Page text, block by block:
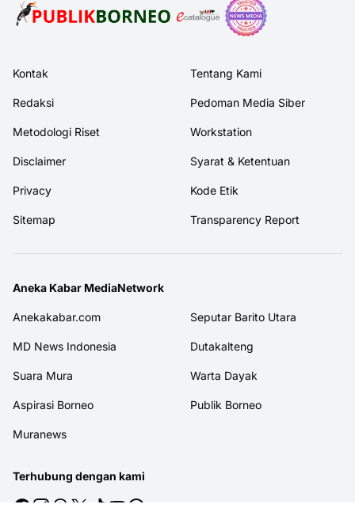
Kontak Tentang Kami
Redaksi Pedoman Media Siber
Metodologi Riset Workstation
Disclaimer Syarat & Ketentuan
Privacy Kode Etik
Sitemap Transparency Report
Aneka Kabar MediaNetwork
Anekakabar.com Seputar Barito Utara
MD News Indonesia Dutakalteng
Suara Mura Warta Dayak
Aspirasi Borneo Publik Borneo
Muranews
Terhubung dengan kami